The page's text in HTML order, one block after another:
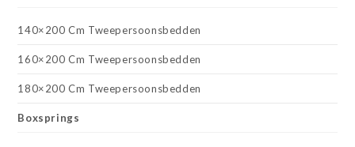
140×200 Cm Tweepersoonsbedden
160×200 Cm Tweepersoonsbedden
180×200 Cm Tweepersoonsbedden
Boxsprings